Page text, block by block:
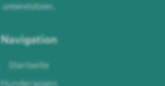
unterstützen.
Navigation
Startseite
Hunderassen